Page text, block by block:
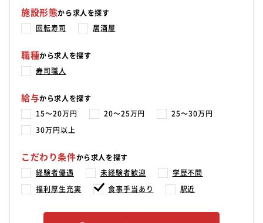
施設形態から求人を探す
回転寿司 居酒屋
職種から求人を探す
寿司職人
給与から求人を探す
15〜20万円 20〜25万円 25〜30万円
30万円以上
こだわり条件から求人を探す
経験者優遇 未経験者歓迎 学歴不問
福利厚生充実 食事手当あり 駅近